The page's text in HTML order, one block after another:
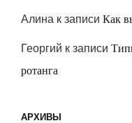
Алина к записи Как
Георгий к записи
ротанга
АРХИВЫ